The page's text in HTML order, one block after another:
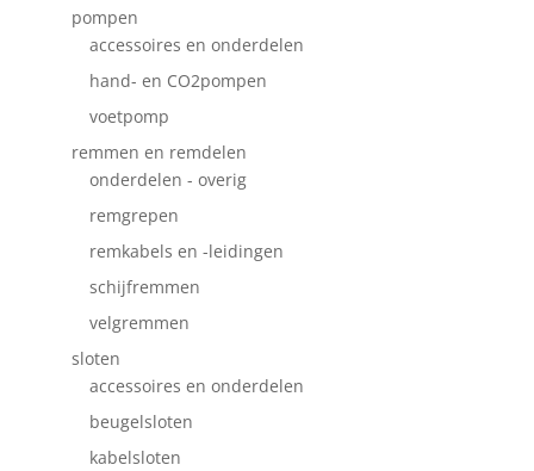
pompen
accessoires en onderdelen
hand- en CO2pompen
voetpomp
remmen en remdelen
onderdelen - overig
remgrepen
remkabels en -leidingen
schijfremmen
velgremmen
sloten
accessoires en onderdelen
beugelsloten
kabelsloten